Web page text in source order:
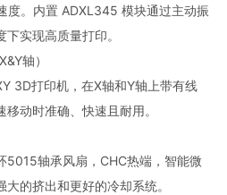
度。内置 ADXL345 模块通过主动振
实现高质量打印。
轴）
3D打印机，在X轴和Y轴上带有线
动时准确、快速且耐用。
轴承风扇，CHC热端，智能微
的挤出和更好的冷却系统。